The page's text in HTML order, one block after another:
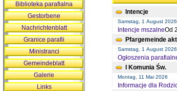
Intencje
Samstag, 1 August 2026
Intencje mszalneOd
Pfargemeinde
Samstag, 1 August 2026
Ogłoszenia
I Komunia Św.
Montag, 11 Mai 2026
Informacje dla
Biblioteka parafialna
Gestorbene
Nachrichtenblatt
Granice parafii
Ministranci
Gemeindeblatt
Galerie
Links